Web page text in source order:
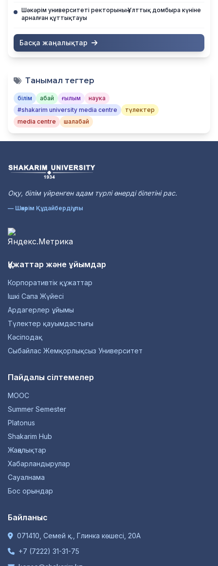
Шәкәрім университеті ректорының Ұлттық домбыра күніне
арналған құттықтауы
Басқа жаңалықтар
Танымал тегтер
білім абай ғылым
наука
#shakarim university media centre
түлектер
media centre
шалабай
Оқу, білім үйренген адам түрлі өнерді білетіні рас.
— Шәкәрім Құдайбердіұлы
Құжаттар және ұйымдар
Корпоративтік құжаттар
Ішкі Сапа Жүйесі
Ардагерлер ұйымы
Түлектер қауымдастығы
Кәсіподақ
Сыбайлас Жемқорлықсыз Университет
Пайдалы сілтемелер
MOOC
Summer Semester
Platonus
Shakarim Hub
Жаңалықтар
Хабарландырулар
Сауалнама
Бос орындар
Байланыс
071410, Семей қ., Глинка көшесі, 20А
+7 (7222) 31-31-75